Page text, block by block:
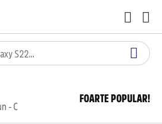
- C
FOARTE POPULAR!